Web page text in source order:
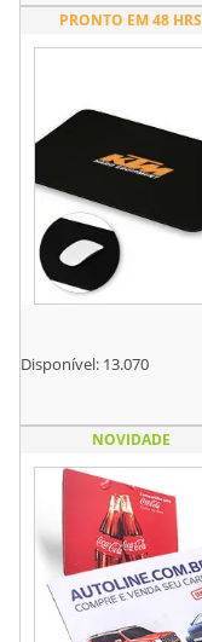
PRONTO EM 48 HRS
Disponível: 13.070
NOVIDADE